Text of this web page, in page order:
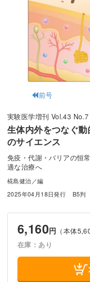
前号
実験医学増刊 Vol.43 No.7
生体内外をつなぐ
のサイエンス
免疫・代謝・バリアの恒
適な治療へ
椛島健治／編
2025年04月18日発行
B5判
6,160円 （本体
在庫：あり